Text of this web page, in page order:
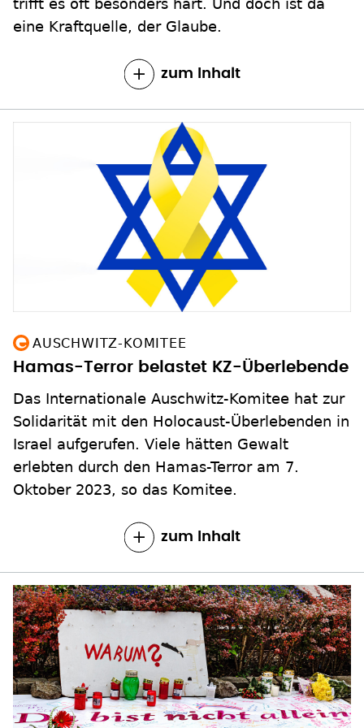
trifft es oft besonders hart. Und doch ist da
eine Kraftquelle, der Glaube.
zum Inhalt
AUSCHWITZ-KOMITEE
Hamas-Terror belastet KZ-Überlebende
Das Internationale Auschwitz-Komitee hat zur
Solidarität mit den Holocaust-Überlebenden in
Israel aufgerufen. Viele hätten Gewalt
erlebten durch den Hamas-Terror am 7.
Oktober 2023, so das Komitee.
zum Inhalt